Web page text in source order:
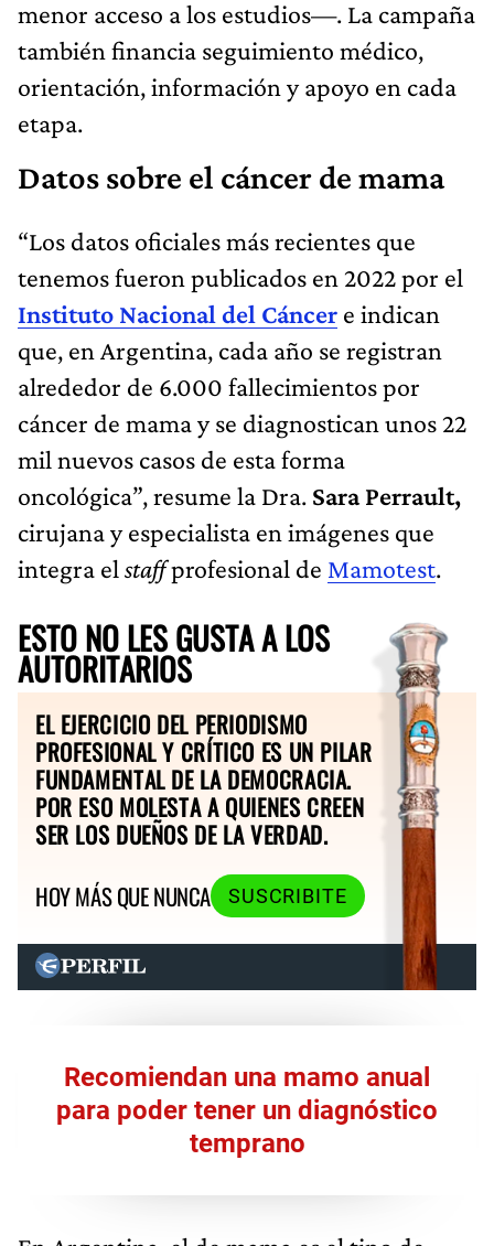
menor acceso a los estudios—. La campaña
también financia seguimiento médico,
orientación, información y apoyo en cada
etapa.
Datos sobre el cáncer de mama
“Los datos oficiales más recientes que
tenemos fueron publicados en 2022 por el
Instituto Nacional del Cáncer e indican
que, en Argentina, cada año se registran
alrededor de 6.000 fallecimientos por
cáncer de mama y se diagnostican unos 22
mil nuevos casos de esta forma
oncológica”, resume la Dra. Sara Perrault,
cirujana y especialista en imágenes que
integra el staffprofesional de Mamotest.
ESTO NO LES GUSTA A LOS
AUTORITARIOS
EL EJERCICIO DEL PERIODISMO
PROFESIONAL Y CRÍTICO ES UN PILAR
FUNDAMENTAL DE LA DEMOCRACIA.
POR ESO MOLESTA A QUIENES CREEN
SER LOS DUEÑOS DE LA VERDAD.
HOY MÁS QUE NUNCA
SUSCRIBITE
Recomiendan una mamo anual
para poder tener un diagnóstico
temprano